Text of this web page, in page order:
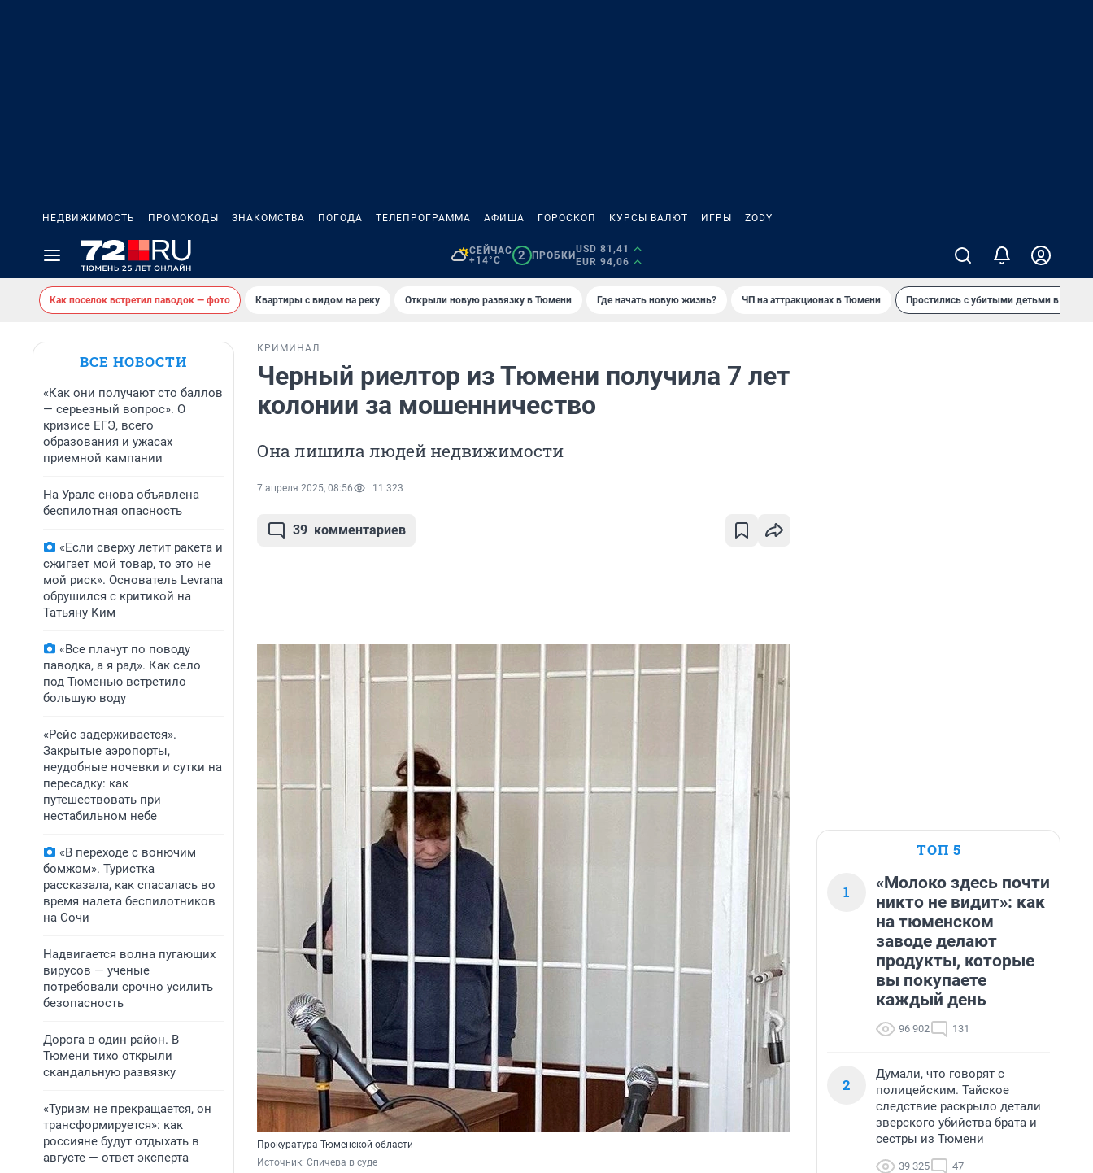
НЕДВИЖИМОСТЬ ПРОМОКОДЫ ЗНАКОМСТВА ПОГОДА ТЕЛЕПРОГРАММА АФИША ГОРОСКОП КУРСЫ ВАЛЮТ ИГРЫ ZODY
СЕЙЧАС
+14°C
2 ПРОБКИ
USD 81,41
EUR 94,06
Как поселок встретил паводок — фото Квартиры с видом на реку Открыли новую развязку в Тюмени Где начать новую жизнь? ЧП на аттракционах в Тюмени Простились с убитыми детьми в
ВСЕ НОВОСТИ
«Как они получают сто баллов
— серьезный вопрос». О
кризисе ЕГЭ, всего
образования и ужасах
приемной кампании
На Урале снова объявлена
беспилотная опасность
«Если сверху летит ракета и
сжигает мой товар, то это не
мой риск». Основатель Levrana
обрушился с критикой на
Татьяну Ким
«Все плачут по поводу
паводка, а я рад». Как село
под Тюменью встретило
большую воду
«Рейс задерживается».
Закрытые аэропорты,
неудобные ночевки и сутки на
пересадку: как
путешествовать при
нестабильном небе
«В переходе с вонючим
бомжом». Туристка
рассказала, как спасалась во
время налета беспилотников
на Сочи
Надвигается волна пугающих
вирусов — ученые
потребовали срочно усилить
безопасность
Дорога в один район. В
Тюмени тихо открыли
скандальную развязку
«Туризм не прекращается, он
трансформируется»: как
россияне будут отдыхать в
августе — ответ эксперта
КРИМИНАЛ
Черный риелтор из Тюмени получила 7 лет
колонии за мошенничество
Она лишила людей недвижимости
7 апреля 2025, 08:56 11 323
39 комментариев
Прокуратура Тюменской области
Источник: Спичева в суде
ТОП 5
1
«Молоко здесь почти
никто не видит»: как
на тюменском
заводе делают
продукты, которые
вы покупаете
каждый день
96 902 131
2
Думали, что говорят с
полицейским. Тайское
следствие раскрыло детали
зверского убийства брата и
сестры из Тюмени
39 325 47